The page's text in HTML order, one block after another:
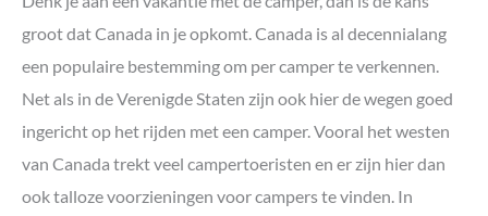
groot dat Canada in je opkomt. Canada is al decennialang
een populaire bestemming om per camper te verkennen.
Net als in de Verenigde Staten zijn ook hier de wegen goed
ingericht op het rijden met een camper. Vooral het westen
van Canada trekt veel campertoeristen en er zijn hier dan
ook talloze voorzieningen voor campers te vinden. In